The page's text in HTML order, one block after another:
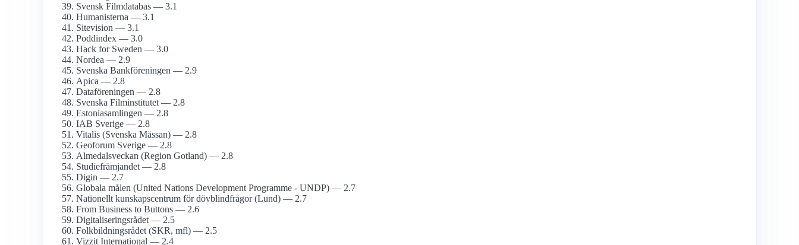
Svensk Film­databas — 3.1
Humanisterna — 3.1
Sitevision — 3.1
Poddindex — 3.0
Hack for Sweden — 3.0
Nordea — 2.9
Svenska Bankföreningen — 2.9
Apica — 2.8
Dataföreningen — 2.8
Svenska Film­institutet — 2.8
Estonia­samlingen — 2.8
IAB Sverige — 2.8
Vitalis (Svenska Mässan) — 2.8
Geoforum Sverige — 2.8
Almedalsveckan (Region Gotland) — 2.8
Studiefrämjandet — 2.8
Digin — 2.7
Globala målen (United Nations Development Programme - UNDP) — 2.7
Nationellt kunskapsc­entrum för dövblind­frågor (Lund) — 2.7
From Business to Buttons — 2.6
Digitaliseringsrådet — 2.5
Folkbildnings­rådet (SKR, mfl) — 2.5
Vizzit International — 2.4